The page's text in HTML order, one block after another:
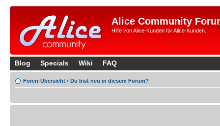
Alice Community
Hilfe von Alice-Kunden für Alice-Kunden.
Blog Specials Wiki FAQ
Foren-Übersicht ‹ Du bist neu in diesem Forum?